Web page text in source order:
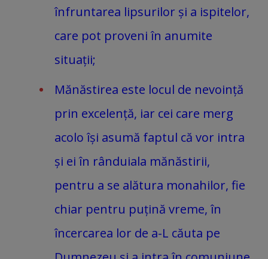
înfruntarea lipsurilor și a ispitelor,
care pot proveni în anumite
situații;
Mănăstirea este locul de nevoință
prin excelență, iar cei care merg
acolo își asumă faptul că vor intra
și ei în rânduiala mănăstirii,
pentru a se alătura monahilor, fie
chiar pentru puțină vreme, în
încercarea lor de a-L căuta pe